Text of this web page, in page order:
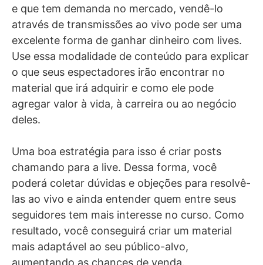
e que tem demanda no mercado, vendê-lo
através de transmissões ao vivo pode ser uma
excelente forma de ganhar dinheiro com lives.
Use essa modalidade de conteúdo para explicar
o que seus espectadores irão encontrar no
material que irá adquirir e como ele pode
agregar valor à vida, à carreira ou ao negócio
deles.
Uma boa estratégia para isso é criar posts
chamando para a live. Dessa forma, você
poderá coletar dúvidas e objeções para resolvê-
las ao vivo e ainda entender quem entre seus
seguidores tem mais interesse no curso. Como
resultado, você conseguirá criar um material
mais adaptável ao seu público-alvo,
aumentando as chances de venda.